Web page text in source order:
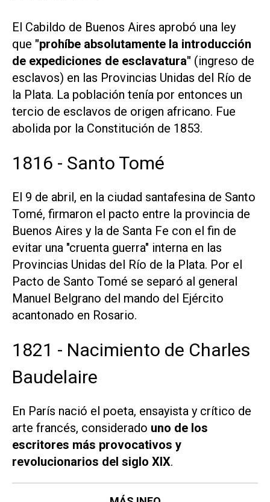
El Cabildo de Buenos Aires aprobó una ley
que "prohíbe absolutamente la introducción
de expediciones de esclavatura" (ingreso de
esclavos) en las Provincias Unidas del Río de
la Plata. La población tenía por entonces un
tercio de esclavos de origen africano. Fue
abolida por la Constitución de 1853.
1816 - Santo Tomé
El 9 de abril, en la ciudad santafesina de Santo
Tomé, firmaron el pacto entre la provincia de
Buenos Aires y la de Santa Fe con el fin de
evitar una "cruenta guerra" interna en las
Provincias Unidas del Río de la Plata. Por el
Pacto de Santo Tomé se separó al general
Manuel Belgrano del mando del Ejército
acantonado en Rosario.
1821 - Nacimiento de Charles
Baudelaire
En París nació el poeta, ensayista y crítico de
arte francés, considerado uno de los
escritores más provocativos y
revolucionarios del siglo XIX.